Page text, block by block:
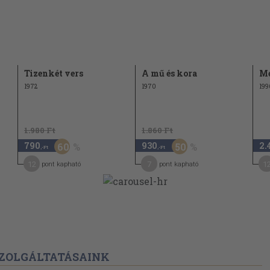
Tizenkét vers
1972
1.980 Ft
790 ,-Ft 60
pont kapható
A mű és kora
1970
1.860 Ft
930 ,-Ft 50
pont kapható